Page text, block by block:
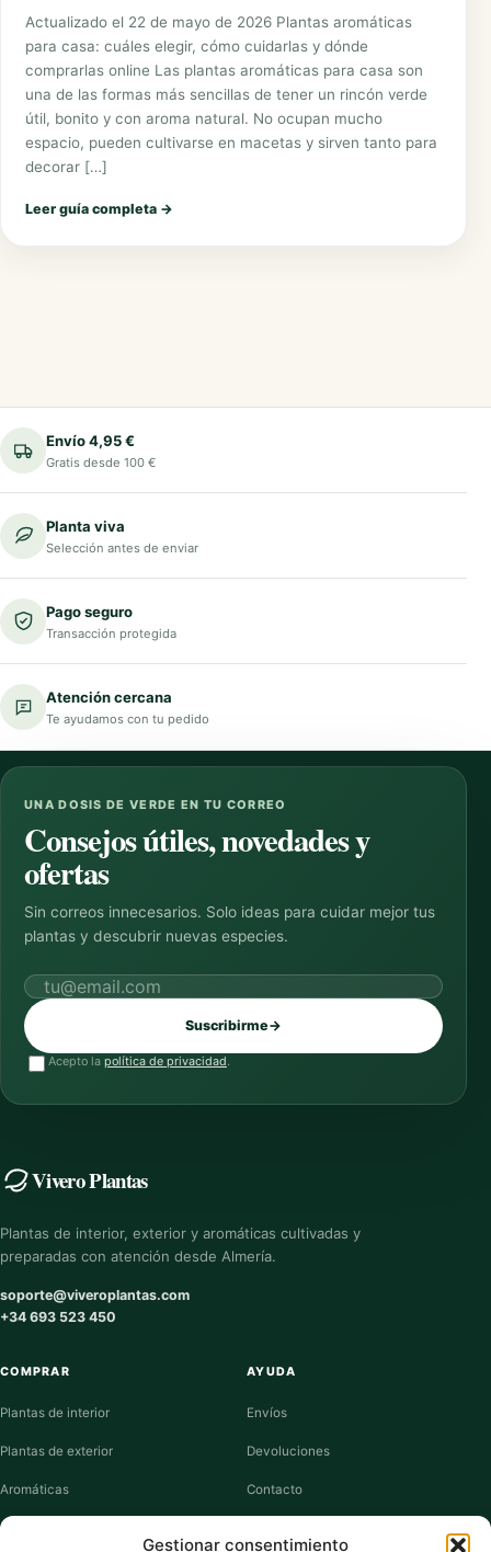
Gestionar consentimiento
Actualizado el 22 de mayo de 2026 Plantas aromáticas
para casa: cuáles elegir, cómo cuidarlas y dónde
comprarlas online Las plantas aromáticas para casa son
una de las formas más sencillas de tener un rincón verde
útil, bonito y con aroma natural. No ocupan mucho
espacio, pueden cultivarse en macetas y sirven tanto para
decorar […]
Leer guía completa →
Envío 4,95 €
Gratis desde 100 €
Planta viva
Selección antes de enviar
Pago seguro
Transacción protegida
Atención cercana
Te ayudamos con tu pedido
UNA DOSIS DE VERDE EN TU CORREO
Consejos útiles, novedades y
ofertas
Sin correos innecesarios. Solo ideas para cuidar mejor tus
plantas y descubrir nuevas especies.
Correo electrónico
Suscribirme→
Acepto la política de privacidad.
Vivero Plantas
Plantas de interior, exterior y aromáticas cultivadas y
preparadas con atención desde Almería.
soporte@viveroplantas.com
+34 693 523 450
COMPRAR
Plantas de interior
Plantas de exterior
Aromáticas
Suculentas
AYUDA
Envíos
Devoluciones
Contacto